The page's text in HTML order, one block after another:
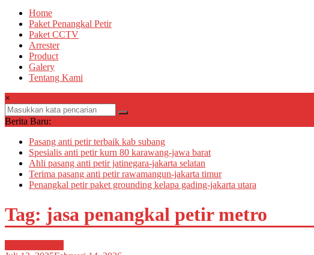
Home
Paket Penangkal Petir
Paket CCTV
Arrester
Product
Galery
Tentang Kami
×
Berita Baru:
Pasang anti petir terbaik kab subang
Spesialis anti petir kurn 80 karawang-jawa barat
Ahli pasang anti petir jatinegara-jakarta selatan
Terima pasang anti petir rawamangun-jakarta timur
Penangkal petir paket grounding kelapa gading-jakarta utara
Tag: jasa penangkal petir metro